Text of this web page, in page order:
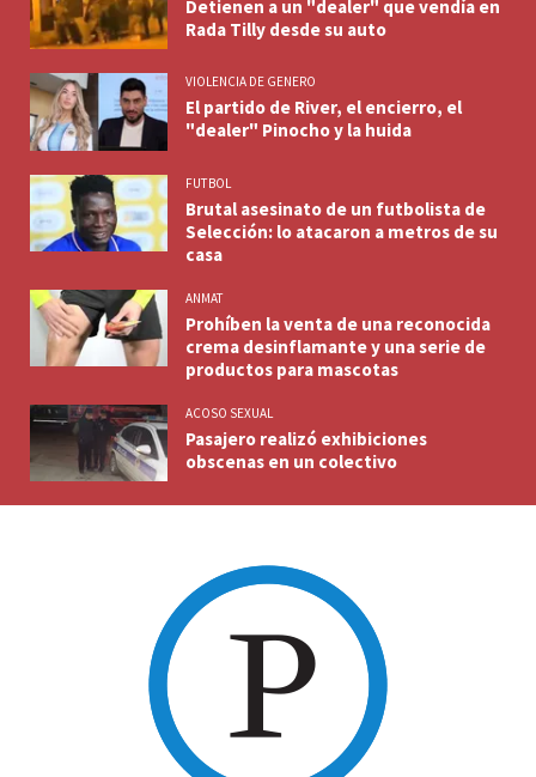
Detienen a un "dealer" que vendía en
Rada Tilly desde su auto
VIOLENCIA DE GENERO
El partido de River, el encierro, el
"dealer" Pinocho y la huida
FUTBOL
Brutal asesinato de un futbolista de
Selección: lo atacaron a metros de su
casa
ANMAT
Prohíben la venta de una reconocida
crema desinflamante y una serie de
productos para mascotas
ACOSO SEXUAL
Pasajero realizó exhibiciones
obscenas en un colectivo